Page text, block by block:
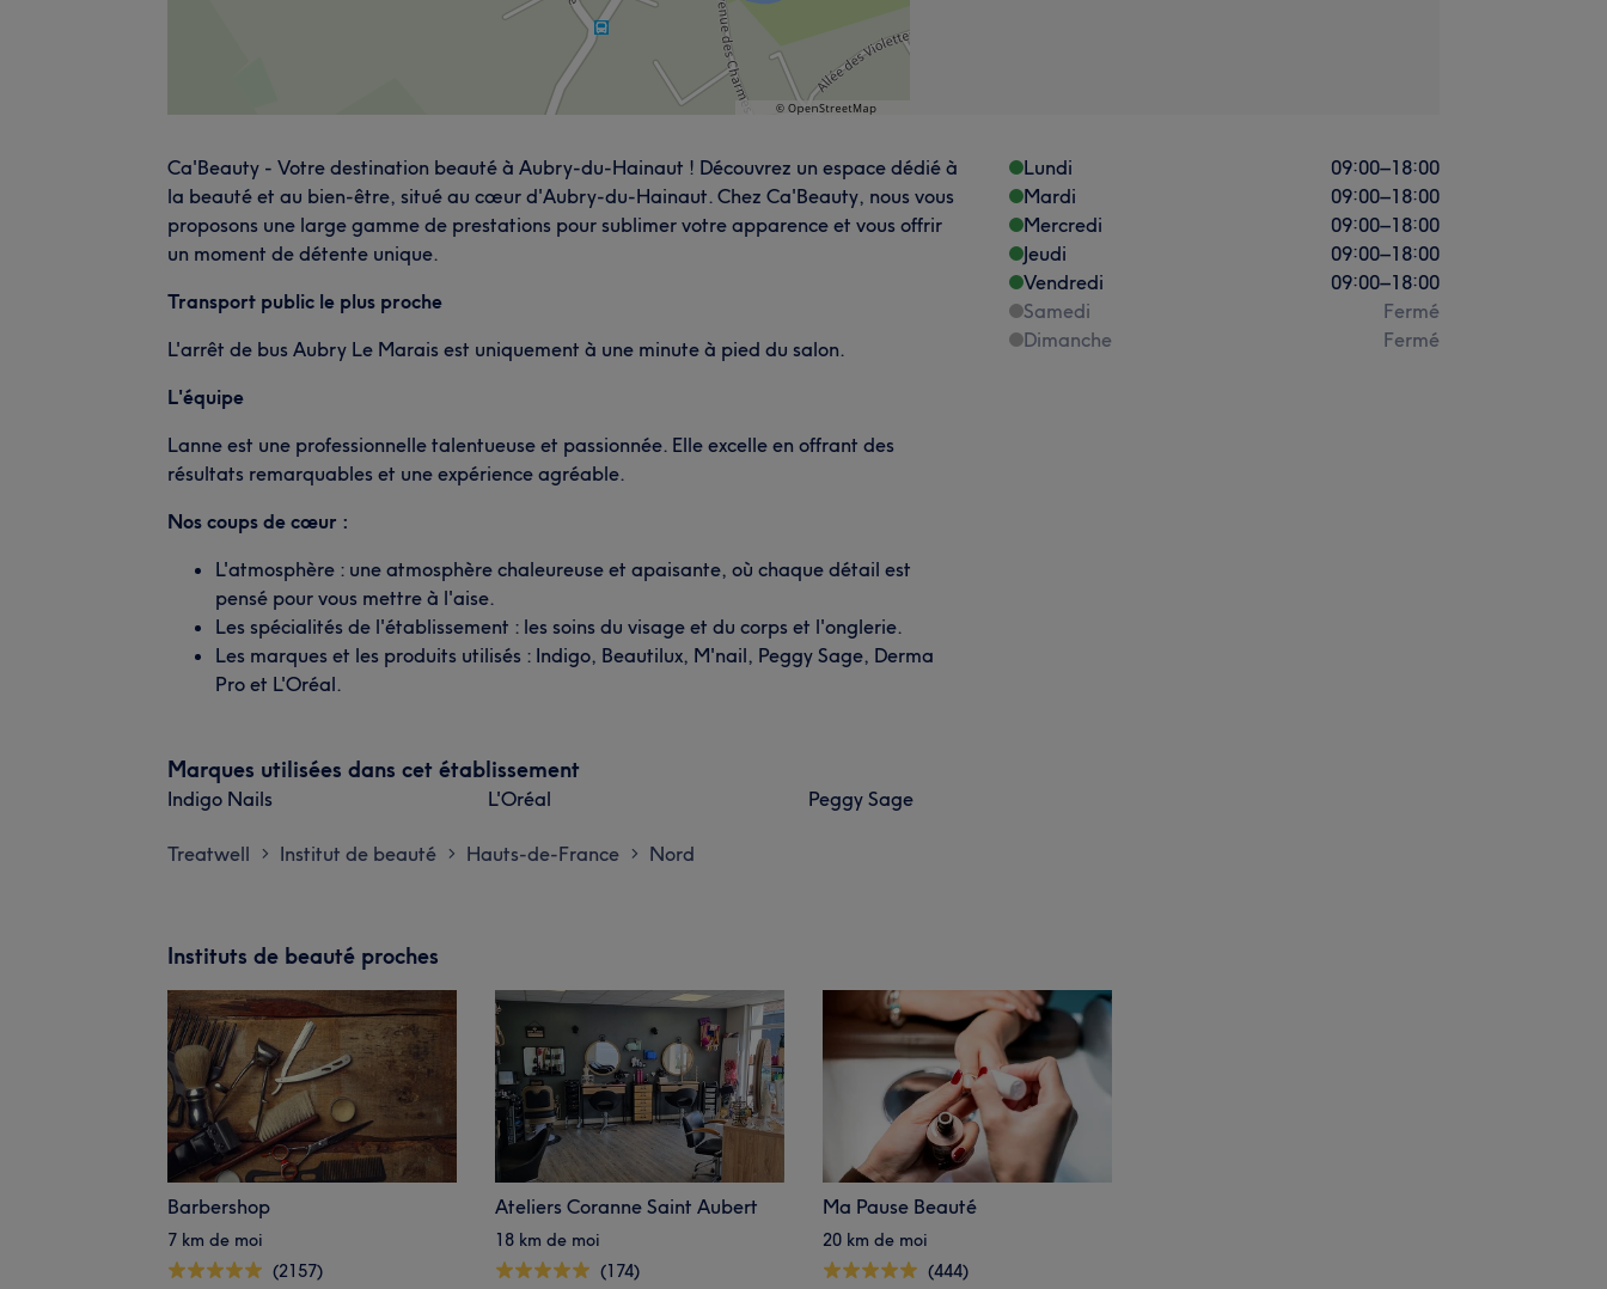
Ca'Beauty - Votre destination beauté à Aubry-du-Hainaut ! Découvrez un espace dédié à
la beauté et au bien-être, situé au cœur d'Aubry-du-Hainaut. Chez Ca'Beauty, nous vous
proposons une large gamme de prestations pour sublimer votre apparence et vous offrir
un moment de détente unique.
Transport public le plus proche
L'arrêt de bus Aubry Le Marais est uniquement à une minute à pied du salon.
L'équipe
Lanne est une professionnelle talentueuse et passionnée. Elle excelle en offrant des
résultats remarquables et une expérience agréable.
Nos coups de cœur :
L'atmosphère : une atmosphère chaleureuse et apaisante, où chaque détail est
pensé pour vous mettre à l'aise.
Les spécialités de l'établissement : les soins du visage et du corps et l'onglerie.
Les marques et les produits utilisés : Indigo, Beautilux, M'nail, Peggy Sage, Derma
Pro et L'Oréal.
Lundi 09:00–18:00
Mardi
09:00–18:00
Mercredi
09:00–18:00
Jeudi
09:00–18:00
Vendredi
09:00–18:00
Samedi
Fermé
Dimanche
Fermé
Marques utilisées dans cet établissement
Indigo Nails L'Oréal Peggy Sage
Treatwell > Institut de beauté > Hauts-de-France > Nord
Instituts de beauté proches
Barbershop
7 km de moi
(2157)
Ateliers Coranne Saint Aubert
18 km de moi
(174)
Ma Pause Beauté
20 km de moi
(444)